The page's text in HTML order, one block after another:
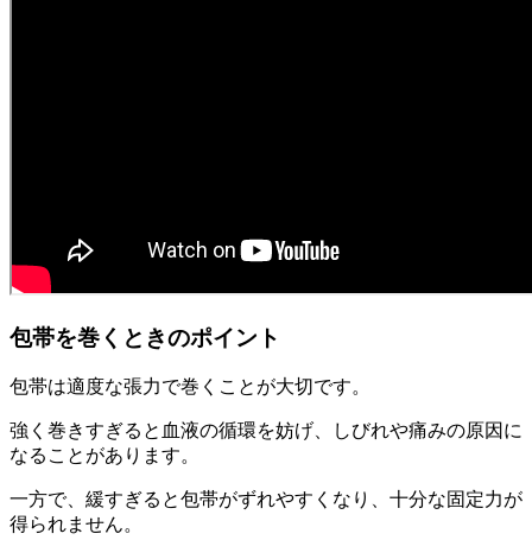
包帯を巻くときのポイント
包帯は適度な張力で巻くことが大切です。
強く巻きすぎると血液の循環を妨げ、しびれや痛みの原因に
なることがあります。
一方で、緩すぎると包帯がずれやすくなり、十分な固定力が
得られません。